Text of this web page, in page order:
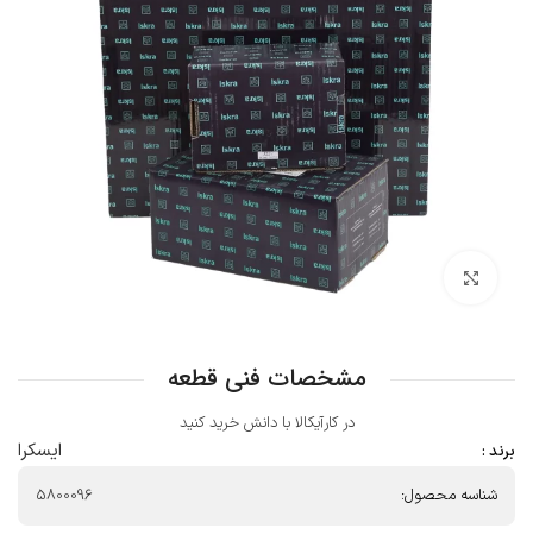
بزرگنمایی تصویر
مشخصات فنی قطعه
در کارآیکالا با دانش خرید کنید
برند :
ایسکرا
شناسه محصول: 5800096